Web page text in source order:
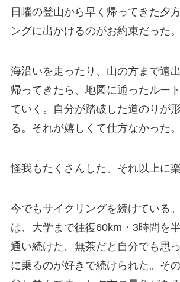
日曜の登山から早く帰ってきた夕
ングに出かけるのがお約束だった。
海沿いを走ったり、山の方まで遠
帰ってきたら、地図に通ったルー
ていく。自分が踏破した道のりが
る。それが嬉しくて仕方なかった。
怪我もたくさんした。それ以上に楽
今でもサイクリングを続けている
は、大学まで往復60km・3時間を
通い続けた。無茶だと自分でも思
に乗るのが好きで続けられた。そ